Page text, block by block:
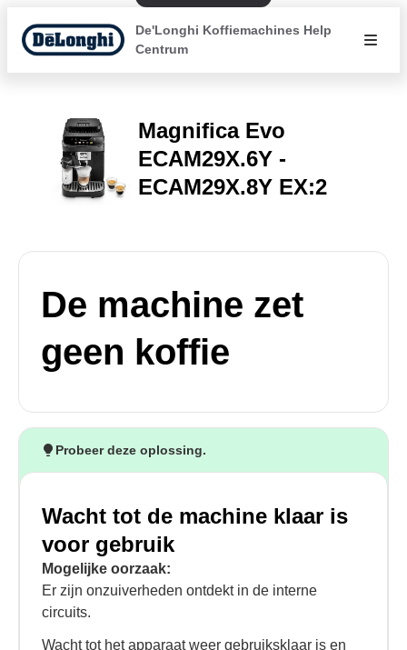
De'Longhi Koffiemachines Help
Centrum
Magnifica Evo
ECAM29X.6Y -
ECAM29X.8Y EX:2
De machine zet
geen koffie
Probeer deze oplossing.
Wacht tot de machine klaar is
voor gebruik
Mogelijke oorzaak:
Er zijn onzuiverheden ontdekt in de interne
circuits.
Wacht tot het apparaat weer gebruiksklaar is en